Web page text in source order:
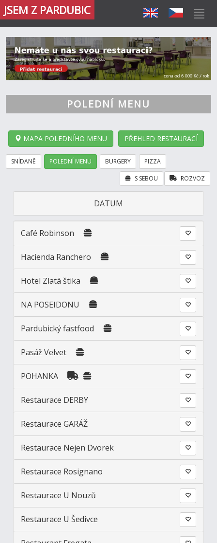
JSEM Z PARDUBIC
POLEDNÍ MENU
MAPA POLEDNÍHO MENU PŘEHLED RESTAURACÍ
SNÍDANĚ POLEDNÍ MENU BURGERY PIZZA
ROZVOZ
S SEBOU
DATUM
Café Robinson
Hacienda Ranchero
Hotel Zlatá štika
NA POSEIDONU
Pardubický fastfood
Pasáž Velvet
POHANKA
Restaurace DERBY
Restaurace GARÁŽ
Restaurace Nejen Dvorek
Restaurace Rosignano
Restaurace U Nouzů
Restaurace U Šedivce